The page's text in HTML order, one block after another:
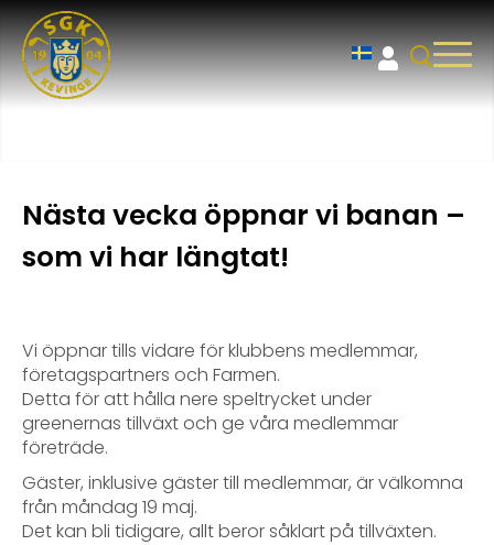
Nästa vecka öppnar vi banan –
som vi har längtat!
Vi öppnar tills vidare för klubbens medlemmar,
företagspartners och Farmen.
Detta för att hålla nere speltrycket under
greenernas tillväxt och ge våra medlemmar
företräde.
Gäster, inklusive gäster till medlemmar, är välkomna
från måndag 19 maj.
Det kan bli tidigare, allt beror såklart på tillväxten.